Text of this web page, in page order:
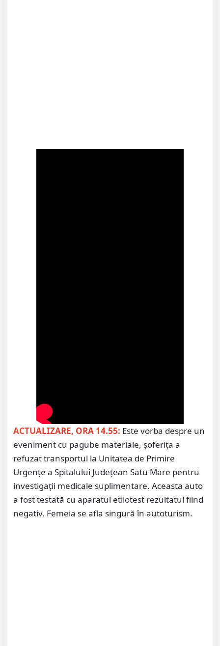
ACTUALIZARE, ORA 14.55: Este vorba despre un
eveniment cu pagube materiale, șoferița a
refuzat transportul la Unitatea de Primire
Urgențe a Spitalului Județean Satu Mare pentru
investigații medicale suplimentare. Aceasta auto
a fost testată cu aparatul etilotest rezultatul fiind
negativ. Femeia se afla singură în autoturism.